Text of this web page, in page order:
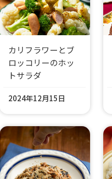
カリフラワーとブ
ロッコリーのホッ
トサラダ
2024年12月15日